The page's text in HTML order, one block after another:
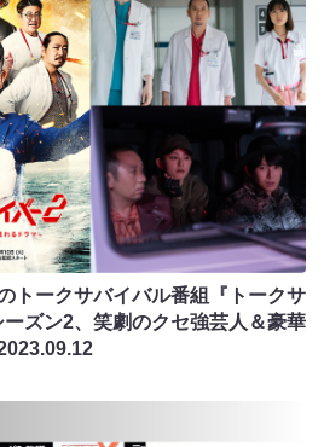
トークサバイバル番組『トークサ
ズン2、笑劇のクセ強芸人＆豪華